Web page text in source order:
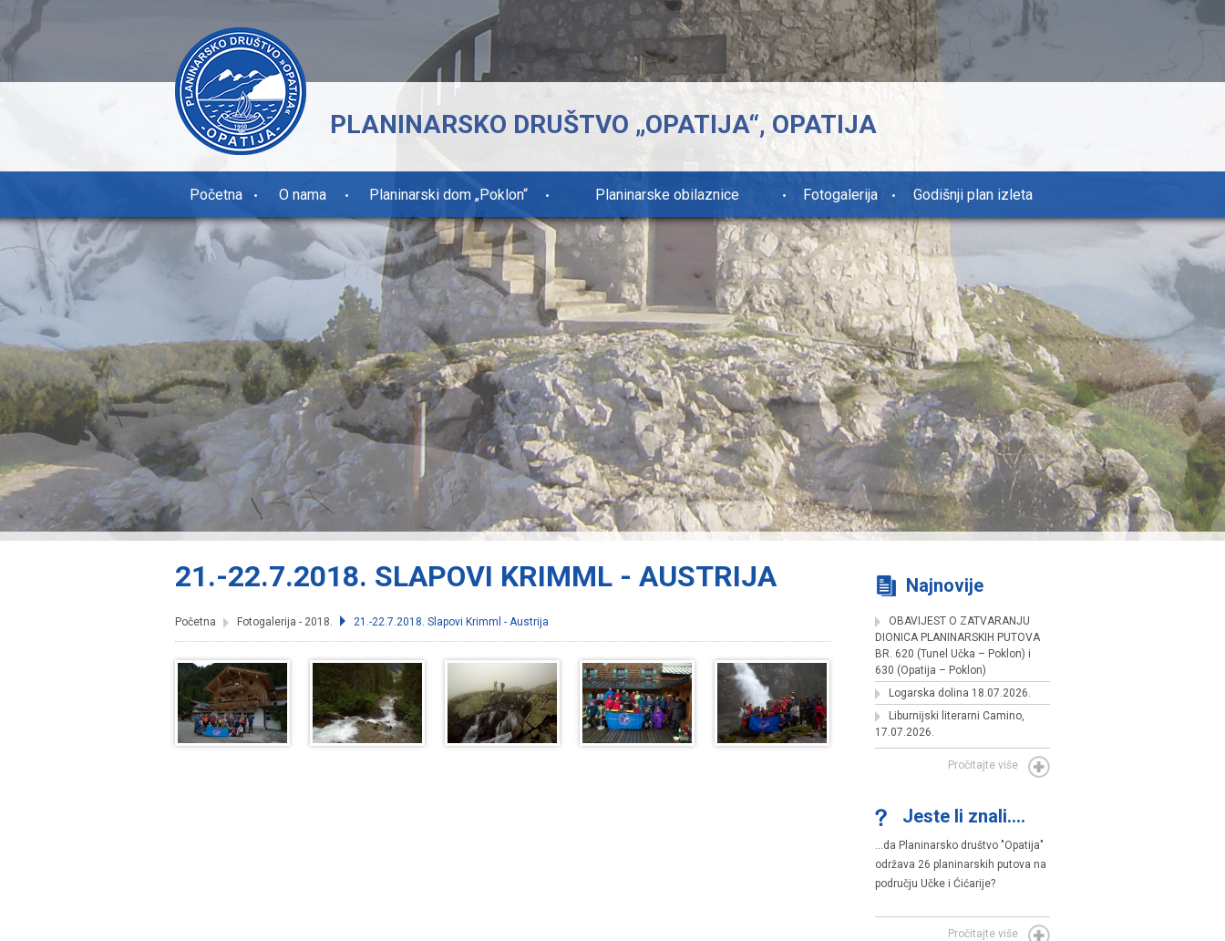
PLANINARSKO DRUŠTVO „OPATIJA“, OPATIJA
Početna O nama Planinarski dom „Poklon“ Planinarske obilaznice Fotogalerija Godišnji plan izleta
21.-22.7.2018. SLAPOVI KRIMML - AUSTRIJA
Početna Fotogalerija - 2018. 21.-22.7.2018. Slapovi Krimml - Austrija
Najnovije
OBAVIJEST O ZATVARANJU
DIONICA PLANINARSKIH PUTOVA
BR. 620 (Tunel Učka – Poklon) i
630 (Opatija – Poklon)
Logarska dolina 18.07.2026.
Liburnijski literarni Camino,
17.07.2026.
Pročitajte više
Jeste li znali....
...da Planinarsko društvo "Opatija"
održava 26 planinarskih putova na
području Učke i Ćićarije?
Pročitajte više